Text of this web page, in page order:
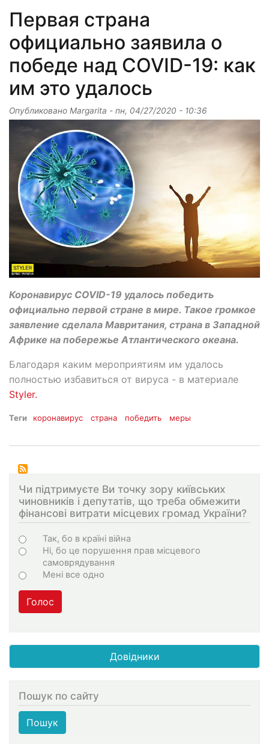
Первая страна
официально заявила о
победе над COVID-19: как
им это удалось
Опубликовано Margarita - пн, 04/27/2020 - 10:36
Коронавирус COVID-19 удалось победить
официально первой стране в мире. Такое громкое
заявление сделала Мавритания, страна в Западной
Африке на побережье Атлантического океана.
Благодаря каким мероприятиям им удалось
полностью избавиться от вируса - в материале
Styler.
Теги коронавирус страна победить меры
Чи підтримуєте Ви точку зору київських
чиновників і депутатів, що треба обмежити
фінансові витрати місцевих громад України?
Choices
Так, бо в країні війна
Ні, бо це порушення прав місцевого
самоврядування
Мені все одно
Голос
Довідники
Пошук по сайту
Пошук